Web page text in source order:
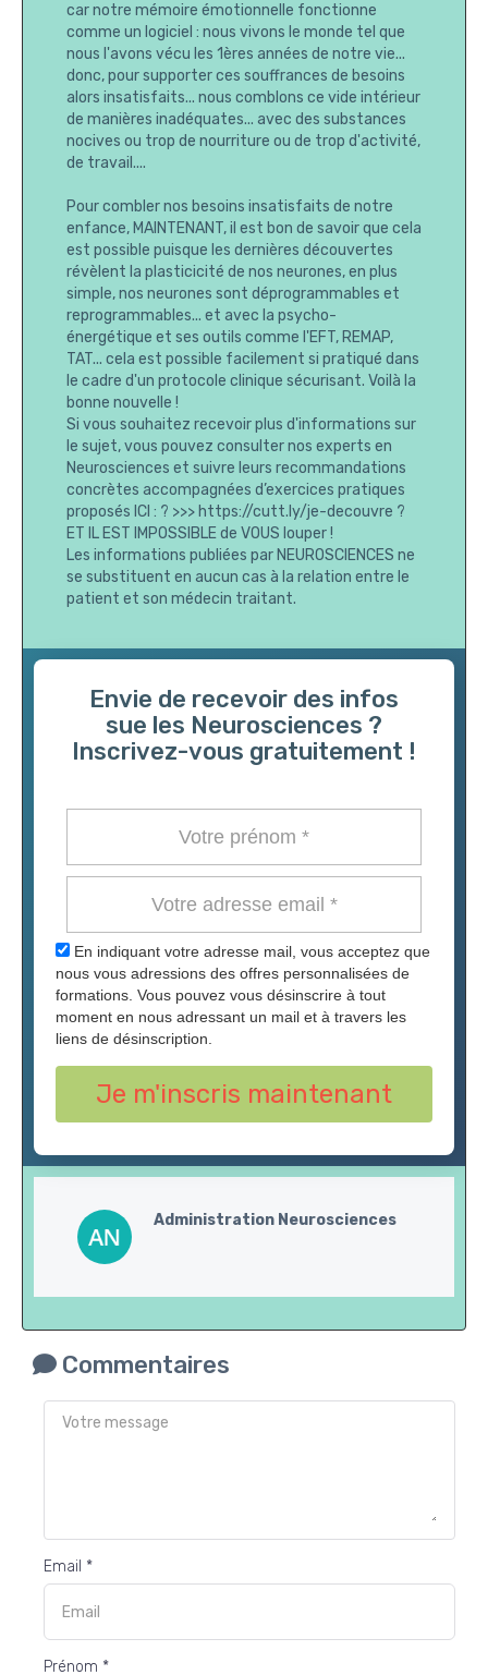
car notre mémoire émotionnelle fonctionne
comme un logiciel : nous vivons le monde tel que
nous l'avons vécu les 1ères années de notre vie...
donc, pour supporter ces souffrances de besoins
alors insatisfaits... nous comblons ce vide intérieur
de manières inadéquates... avec des substances
nocives ou trop de nourriture ou de trop d'activité,
de travail....
Pour combler nos besoins insatisfaits de notre
enfance, MAINTENANT, il est bon de savoir que cela
est possible puisque les dernières découvertes
révèlent la plasticicité de nos neurones, en plus
simple, nos neurones sont déprogrammables et
reprogrammables... et avec la psycho-
énergétique et ses outils comme l'EFT, REMAP,
TAT... cela est possible facilement si pratiqué dans
le cadre d'un protocole clinique sécurisant. Voilà la
bonne nouvelle !
Si vous souhaitez recevoir plus d'informations sur
le sujet, vous pouvez consulter nos experts en
Neurosciences et suivre leurs recommandations
concrètes accompagnées d’exercices pratiques
proposés ICI : ? >>> https://cutt.ly/je-decouvre ?
ET IL EST IMPOSSIBLE de VOUS louper !
Les informations publiées par NEUROSCIENCES ne
se substituent en aucun cas à la relation entre le
patient et son médecin traitant.
Envie de recevoir des infos
sue les Neurosciences ?
Inscrivez-vous gratuitement !
En indiquant votre adresse mail, vous acceptez que
nous vous adressions des offres personnalisées de
formations. Vous pouvez vous désinscrire à tout
moment en nous adressant un mail et à travers les
liens de désinscription.
Je m'inscris maintenant
Administration Neurosciences
Commentaires
Email *
Prénom *